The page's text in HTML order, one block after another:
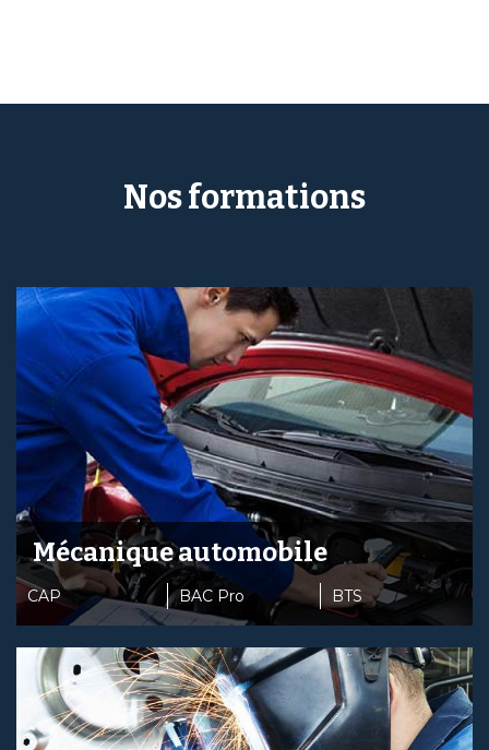
Nos formations
Mécanique automobile
CAP BAC Pro BTS